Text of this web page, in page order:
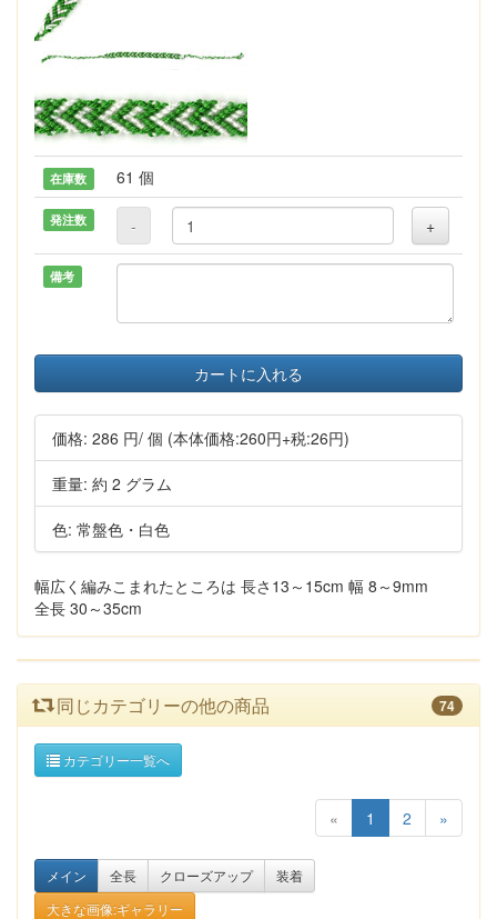
在庫数 61 個
発注数 - +
備考
カートに入れる
価格: 286 円/ 個 (本体価格:260円+税:26円)
重量: 約 2 グラム
色: 常盤色・白色
幅広く編みこまれたところは 長さ13～15cm 幅 8～9mm
全長 30～35cm
同じカテゴリーの他の商品 74
カテゴリー一覧へ
« 1 2 »
メイン 全長 クローズアップ
装着
大きな画像:ギャラリー